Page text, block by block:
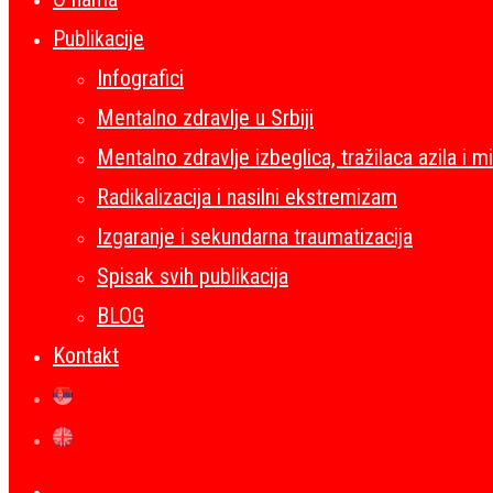
Publikacije
Infografici
Mentalno zdravlje u Srbiji
Mentalno zdravlje izbeglica, tražilaca azila i
Radikalizacija i nasilni ekstremizam
Izgaranje i sekundarna traumatizacija
Spisak svih publikacija
BLOG
Kontakt